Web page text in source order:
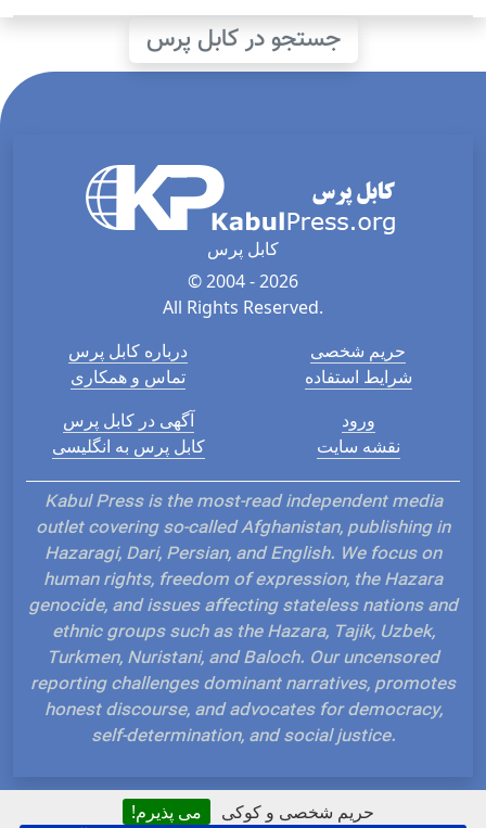
حریم شخصی و کوکی
می پذیرم!
جستجو در کابل پرس
کابل پرس
© 2004 - 2026
All Rights Reserved.
درباره کابل پرس
تماس و همکاری
حریم شخصی
شرایط استفاده
آگهی در کابل پرس
کابل پرس به انگلیسی
ورود
نقشه سایت
Kabul Press is the most-read independent media
outlet covering so-called Afghanistan, publishing in
Hazaragi, Dari, Persian, and English. We focus on
human rights, freedom of expression, the Hazara
genocide, and issues affecting stateless nations and
ethnic groups such as the Hazara, Tajik, Uzbek,
Turkmen, Nuristani, and Baloch. Our uncensored
reporting challenges dominant narratives, promotes
honest discourse, and advocates for democracy,
self-determination, and social justice.